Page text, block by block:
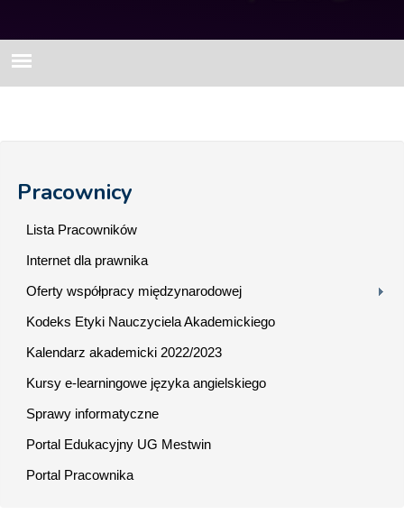
wyszukiwania
Pracownicy
Lista Pracowników
Internet dla prawnika
Oferty współpracy międzynarodowej
Kodeks Etyki Nauczyciela Akademickiego
Kalendarz akademicki 2022/2023
Kursy e-learningowe języka angielskiego
Sprawy informatyczne
Portal Edukacyjny UG Mestwin
Portal Pracownika